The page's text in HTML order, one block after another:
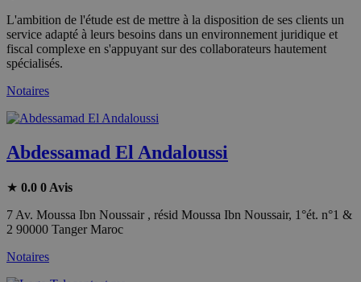
L'ambition de l'étude est de mettre à la disposition de ses clients un
service adapté à leurs besoins dans un environnement juridique et
fiscal complexe en s'appuyant sur des collaborateurs hautement
spécialisés.
Notaires
Abdessamad El Andaloussi
★ 0.0 0 Avis
7 Av. Moussa Ibn Noussair , résid Moussa Ibn Noussair, 1°ét. n°1 &
2 90000 Tanger Maroc
Notaires